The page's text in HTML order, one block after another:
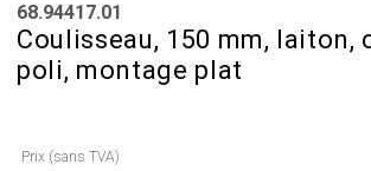
68.94417.01
Coulisseau, 150 mm, laiton,
poli, montage plat
Prix (sans TVA)